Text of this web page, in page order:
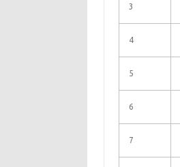
3
4
5
6
7